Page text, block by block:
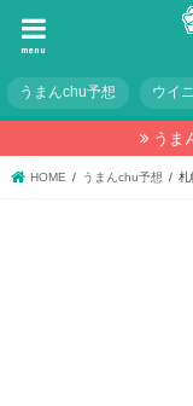
menu
うまんchu予想 ウイ
うま
HOME うまんchu予想 札